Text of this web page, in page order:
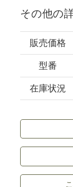
その他の
販売価格
型番
在庫状況